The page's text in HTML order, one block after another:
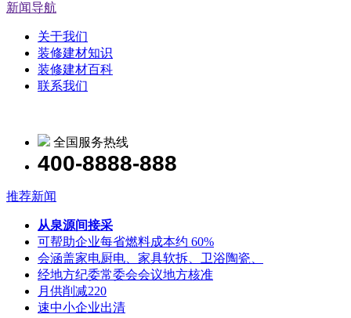
新闻导航
关于我们
装修建材知识
装修建材百科
联系我们
全国服务热线
400-8888-888
推荐新闻
从泉源间接采
可帮助企业每省燃料成本约 60%
会涵盖家电厨电、家具软拆、卫浴陶瓷、
经地方纪委常委会会议地方核准
月供削减220
速中小企业出清